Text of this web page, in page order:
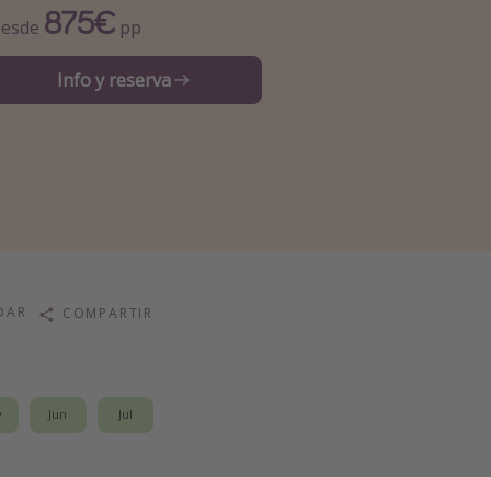
875€ pp
Info y reserva
COMPARTIR
Jun Jul